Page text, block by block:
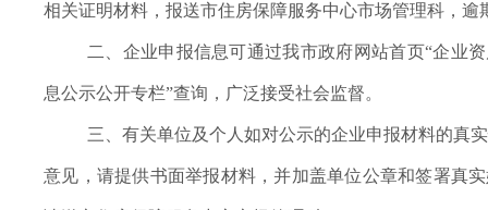
相关证明材料，报送市住房保障服务中心市场管理科，逾
二、企业申报信息可通过我市政府网站首页“企业
息公示公开专栏”查询，广泛接受社会监督。
三、有关单位及个人如对公示的企业申报材料的真
意见，请提供书面举报材料，并加盖单位公章和签署真